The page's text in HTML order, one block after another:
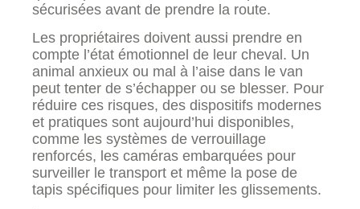
sécurisées avant de prendre la route.
Les propriétaires doivent aussi prendre en
compte l’état émotionnel de leur cheval. Un
animal anxieux ou mal à l’aise dans le van
peut tenter de s’échapper ou se blesser. Pour
réduire ces risques, des dispositifs modernes
et pratiques sont aujourd’hui disponibles,
comme les systèmes de verrouillage
renforcés, les caméras embarquées pour
surveiller le transport et même la pose de
tapis spécifiques pour limiter les glissements.